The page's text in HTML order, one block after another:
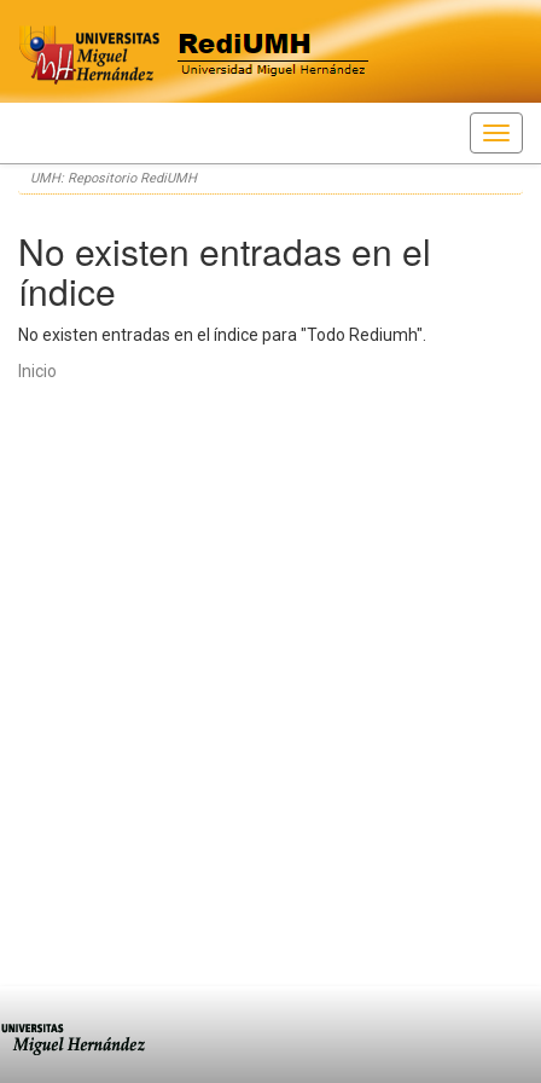
Skip
navigation
UMH: Repositorio RediUMH
No existen entradas en el
índice
No existen entradas en el índice para "Todo Rediumh".
Inicio